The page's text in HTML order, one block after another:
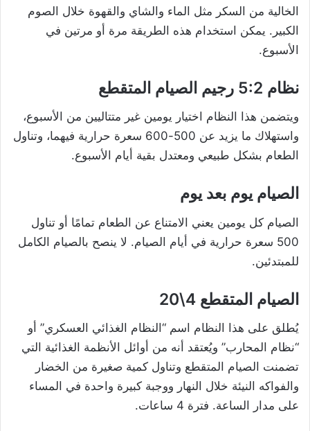
الخالية من السكر مثل الماء والشاي والقهوة خلال الصوم
الكبير. يمكن استخدام هذه الطريقة مرة أو مرتين في
الأسبوع.
نظام 5:2 رجيم الصيام المتقطع
ويتضمن هذا النظام اختيار يومين غير متتاليين من الأسبوع،
واستهلاك ما يزيد عن 500-600 سعرة حرارية فيهما، وتناول
الطعام بشكل طبيعي ومعتدل بقية أيام الأسبوع.
الصيام يوم بعد يوم
الصيام كل يومين يعني الامتناع عن الطعام تمامًا أو تناول
500 سعرة حرارية في أيام الصيام. لا ينصح بالصيام الكامل
للمبتدئين.
الصيام المتقطع 4\20
يُطلق على هذا النظام اسم “النظام الغذائي العسكري” أو
“نظام المحارب” ويُعتقد أنه من أوائل الأنظمة الغذائية التي
تضمنت الصيام المتقطع وتناول كمية صغيرة من الخضار
والفواكه النيئة خلال النهار ووجبة كبيرة واحدة في المساء
على مدار الساعة. فترة 4 ساعات.